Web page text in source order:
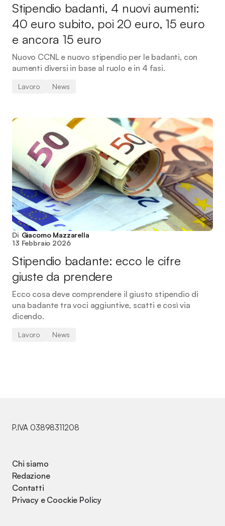
Stipendio badanti, 4 nuovi aumenti:
40 euro subito, poi 20 euro, 15 euro
e ancora 15 euro
Nuovo CCNL e nuovo stipendio per le badanti, con
aumenti diversi in base al ruolo e in 4 fasi.
Lavoro News
Di Giacomo Mazzarella
13 Febbraio 2026
Stipendio badante: ecco le cifre
giuste da prendere
Ecco cosa deve comprendere il giusto stipendio di
una badante tra voci aggiuntive, scatti e così via
dicendo.
Lavoro News
P.IVA 03898311208
Chi siamo
Redazione
Contatti
Privacy e Coockie Policy